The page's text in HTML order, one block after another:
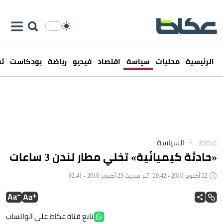
الرئيسية محليات سياسة اقتصاد فيديو رياضة بودكاست
عكاظ > السياسة
«حادثة كيميائية» تخلي مطار لندن 3 ساعات
تابع قناة عكاظ على الواتساب